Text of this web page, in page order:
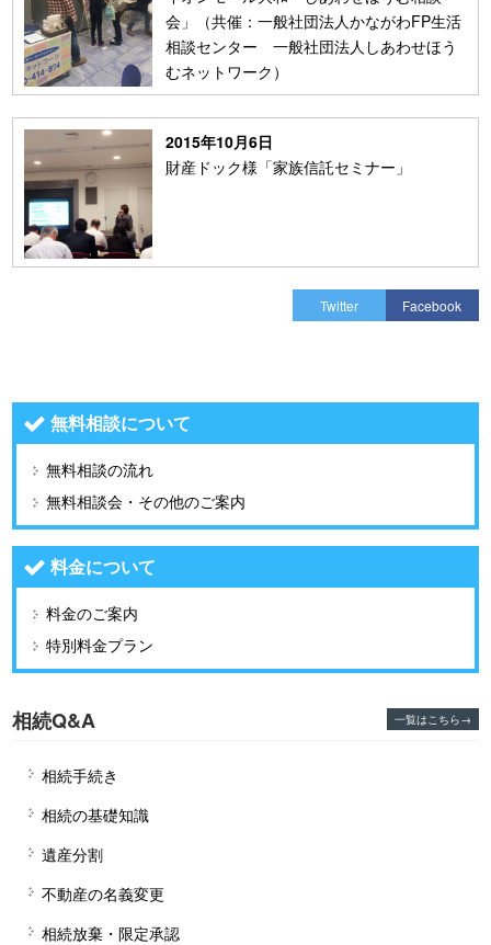
会」（共催：一般社団法人かながわFP生活
相談センター 一般社団法人しあわせほう
むネットワーク）
2015年10月6日
財産ドック様「家族信託セミナー」
Twitter Facebook
無料相談について
無料相談の流れ
無料相談会・その他のご案内
料金について
料金のご案内
特別料金プラン
相続Q&A 一覧はこちら→
相続手続き
相続の基礎知識
遺産分割
不動産の名義変更
相続放棄・限定承認